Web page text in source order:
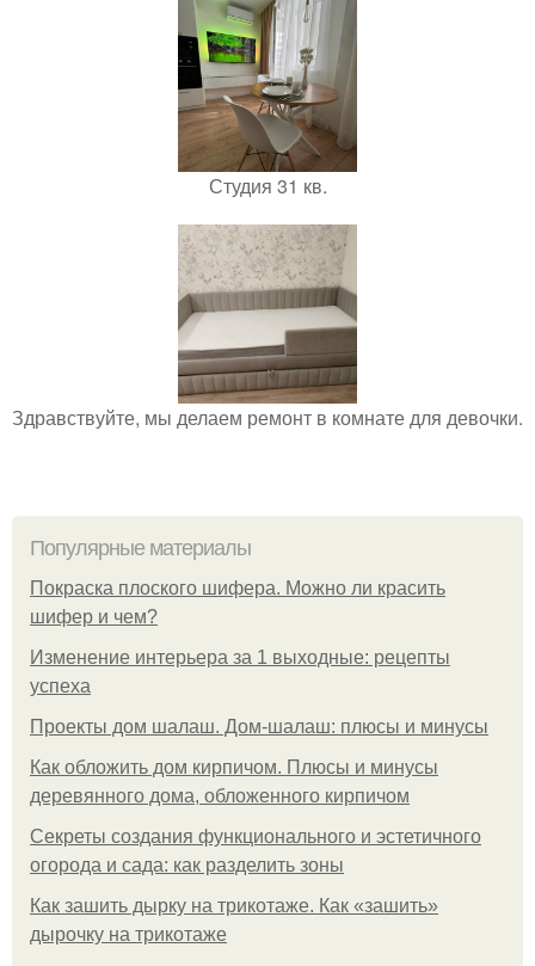
Студия 31 кв.
Здравствуйте, мы делаем ремонт в комнате для девочки.
Популярные материалы
Покраска плоского шифера. Можно ли красить
шифер и чем?
Изменение интерьера за 1 выходные: рецепты
успеха
Проекты дом шалаш. Дом-шалаш: плюсы и минусы
Как обложить дом кирпичом. Плюсы и минусы
деревянного дома, обложенного кирпичом
Секреты создания функционального и эстетичного
огорода и сада: как разделить зоны
Как зашить дырку на трикотаже. Как «зашить»
дырочку на трикотаже